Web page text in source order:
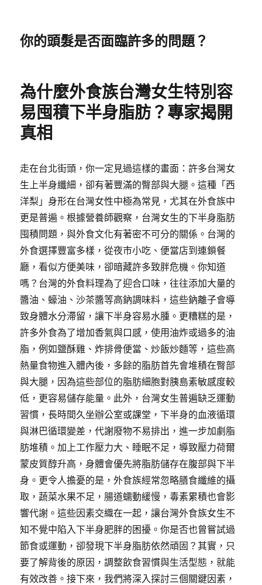
你的頭髮是否面臨許多的問題？
為什麼外食族台灣女生特別容
易囤積下半身脂肪？專家揭開
真相
走在台北街頭，你一定見過這樣的畫面：許多台灣女
生上半身纖細，卻有著豐滿的臀部與大腿。這種「西
洋梨」身形在台灣女性中極為常見，尤其在外食族中
更是普遍。根據營養師觀察，台灣女生的下半身脂肪
囤積問題，與外食文化有著密不可分的關係。台灣的
外食選擇豐富多樣，從夜市小吃、便當店到連鎖餐
廳，看似方便美味，卻暗藏許多致胖危機。你知道
嗎？台灣的外食料理為了迎合口味，往往添加大量的
醬油、蠔油、沙茶醬等高鈉調味料，這些鈉離子會導
致身體水分滯留，讓下半身容易水腫。更糟糕的是，
許多外食為了增加香氣與口感，使用油炸或過多的油
脂，例如鹽酥雞、炸排骨便當、炒飯炒麵等，這些高
熱量食物進入體內後，多餘的脂肪首先會堆積在臀部
與大腿，因為這些部位的脂肪細胞對胰島素敏感度較
低，更容易儲存能量。此外，台灣女生普遍缺乏運動
習慣，長時間久坐辦公室或課堂，下半身的血液循環
與淋巴循環變差，代謝廢物不易排出，進一步加劇脂
肪堆積。加上工作壓力大、睡眠不足，導致壓力荷爾
蒙皮質醇升高，身體會優先將脂肪儲存在腹部與下半
身。更令人擔憂的是，外食族經常忽略膳食纖維的攝
取，蔬菜水果不足，腸道蠕動緩慢，毒素累積也會影
響代謝。這些因素交織在一起，讓台灣外食族女生不
知不覺中陷入下半身肥胖的困擾。你是否也曾嘗試過
節食或運動，卻發現下半身脂肪依然頑固？其實，只
要了解背後的原因，調整飲食習慣與生活型態，就能
有效改善。接下來，我們將深入探討三個關鍵因素，